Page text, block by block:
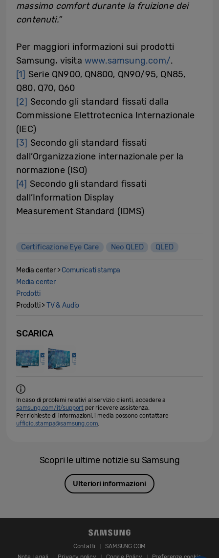
massimo comfort durante la fruizione dei
contenuti.”
Per maggiori informazioni sui prodotti
Samsung, visitawww.samsung.com/.
[1] Serie QN900, QN800, QN90/95, QN85,
Q80, Q70, Q60
[2] Secondo gli standard fissati dalla
Commissione Elettrotecnica Internazionale
(IEC)
[3] Secondo gli standard fissati
dall’Organizzazione internazionale per la
normazione (ISO)
[4] Secondo gli standard fissati
dall’Information Display
Measurement Standard (IDMS)
Certificazione Eye Care Neo QLED QLED
Media center >Comunicati stampa
Media center
Prodotti
Prodotti >TV & Audio
SCARICA
In caso di problemi relativi al servizio clienti, accedere a
samsung.com/it/support per ricevere assistenza.
Per richieste di informazioni, i media possono contattare
ufficio.stampa@samsung.com.
Scopri le ultime notizie su Samsung
Ulteriori informazioni
Contatti
SAMSUNG.COM